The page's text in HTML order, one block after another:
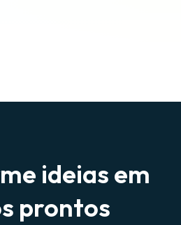
ideias em
prontos